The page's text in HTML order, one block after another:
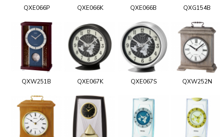
QXE066P QXE066K QXE066B QXG154B
QXW251B QXE067K QXE067S QXW252N